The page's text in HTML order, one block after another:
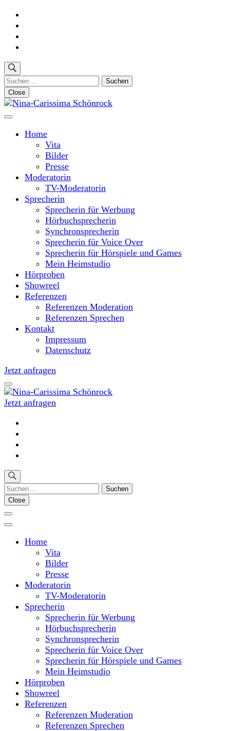
Skip
content
(Press
Suchen
nach:
Close
Nina-Carissima Schönrock
Home
Vita
Bilder
Presse
Moderatorin
TV-Moderatorin
Sprecherin
Sprecherin für Werbung
Hörbuchsprecherin
Synchronsprecherin
Sprecherin für Voice Over
Sprecherin für Hörspiele und Games
Mein Heimstudio
Hörproben
Showreel
Referenzen
Referenzen Moderation
Referenzen Sprechen
Kontakt
Impressum
Datenschutz
Jetzt anfragen
Nina-Carissima Schönrock
Jetzt anfragen
Suchen
nach:
Close
Home
Vita
Bilder
Presse
Moderatorin
TV-Moderatorin
Sprecherin
Sprecherin für Werbung
Hörbuchsprecherin
Synchronsprecherin
Sprecherin für Voice Over
Sprecherin für Hörspiele und Games
Mein Heimstudio
Hörproben
Showreel
Referenzen
Referenzen Moderation
Referenzen Sprechen